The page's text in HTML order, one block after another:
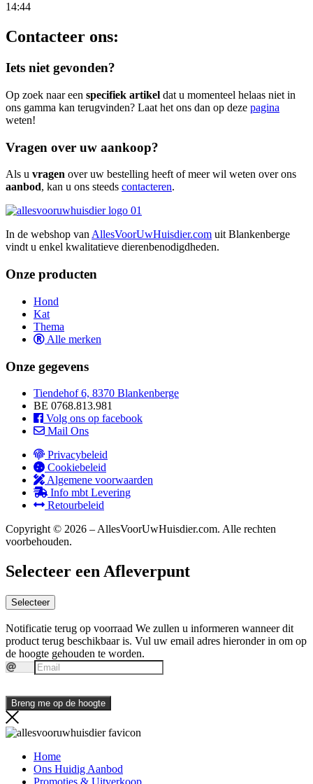
14:44
Contacteer ons:
Iets niet gevonden?
Op zoek naar een specifiek artikel dat u momenteel helaas niet in
ons gamma kan terugvinden? Laat het ons dan op deze pagina
weten!
Vragen over uw aankoop?
Als u vragen over uw bestelling heeft of meer wil weten over ons
aanbod, kan u ons steeds contacteren.
In de webshop vanAllesVoorUwHuisdier.com uit Blankenberge
vindt u enkel kwalitatieve dierenbenodigdheden.
Onze producten
Hond
Kat
Thema
Alle merken
Onze gegevens
Tiendehof 6, 8370 Blankenberge
BE 0768.813.981
Volg ons op facebook
Mail Ons
Privacybeleid
Cookiebeleid
Algemene voorwaarden
Info mbt Levering
Retourbeleid
Copyright © 2026 – AllesVoorUwHuisdier.com. Alle rechten
voorbehouden.
Selecteer een Afleverpunt
Selecteer
Notificatie terug op voorraad We zullen u informeren wanneer dit
product terug beschikbaar is. Vul uw email adres hieronder in om op
de hoogte gehouden te worden.
Breng me op de hoogte
Home
Ons Huidig Aanbod
Promoties & Uitverkoop